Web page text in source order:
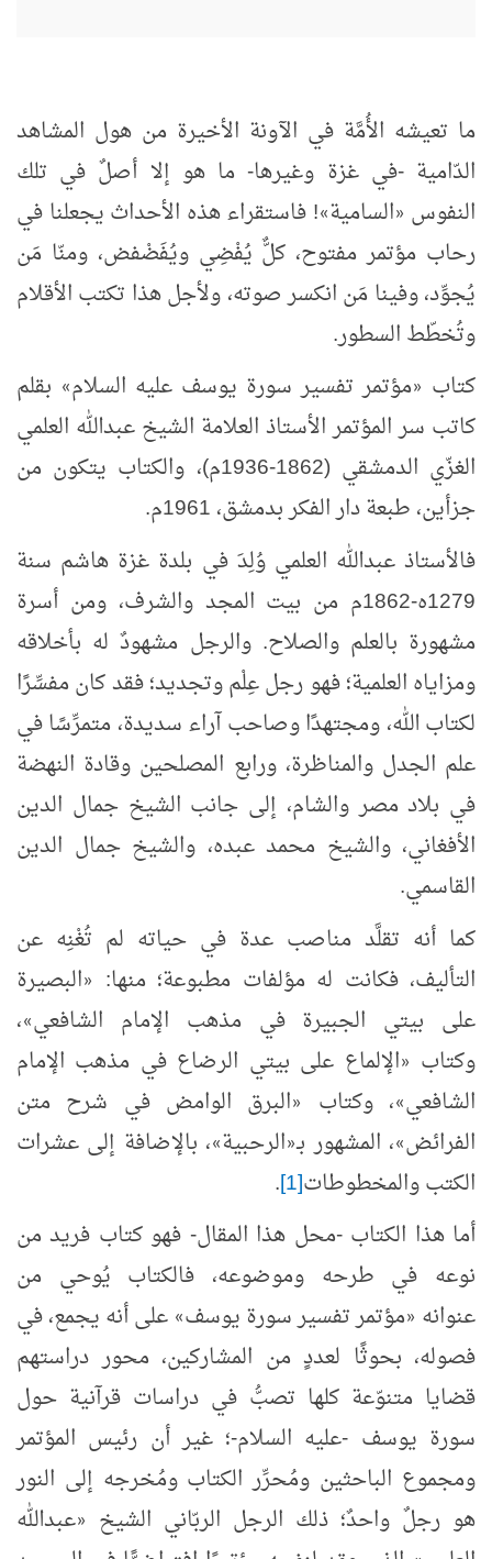
ما تعيشه الأُمَّة في الآونة الأخيرة من هول المشاهد
الدّامية -في غزة وغيرها- ما هو إلا أصلٌ في تلك
النفوس «السامية»! فاستقراء هذه الأحداث يجعلنا في
رحاب مؤتمر مفتوح، كلٌّ يُفْضِي ويُفَضْفض، ومنّا مَن
يُجوِّد، وفينا مَن انكسر صوته، ولأجل هذا تكتب الأقلام
وتُخطّط السطور.
كتاب «مؤتمر تفسير سورة يوسف عليه السلام» بقلم
كاتب سر المؤتمر الأستاذ العلامة الشيخ عبدالله العلمي
الغزّي الدمشقي (1862-1936م)، والكتاب يتكون من
جزأين، طبعة دار الفكر بدمشق، 1961م.
فالأستاذ عبدالله العلمي وُلِدَ في بلدة غزة هاشم سنة
1279ه-1862م من بيت المجد والشرف، ومن أسرة
مشهورة بالعلم والصلاح. والرجل مشهودٌ له بأخلاقه
ومزاياه العلمية؛ فهو رجل عِلْم وتجديد؛ فقد كان مفسِّرًا
لكتاب الله، ومجتهدًا وصاحب آراء سديدة، متمرِّسًا في
علم الجدل والمناظرة، ورابع المصلحين وقادة النهضة
في بلاد مصر والشام، إلى جانب الشيخ جمال الدين
الأفغاني، والشيخ محمد عبده، والشيخ جمال الدين
القاسمي.
كما أنه تقلَّد مناصب عدة في حياته لم تُغْنِه عن
التأليف، فكانت له مؤلفات مطبوعة؛ منها:
«البصيرة
على بيتي الجبيرة في مذهب الإمام الشافعي»،
وكتاب
«الإلماع على بيتي الرضاع في مذهب الإمام
الشافعي»، وكتاب «البرق الوامض في شرح متن
الفرائض»، المشهور بـ«الرحبية»، بالإضافة إلى عشرات
الكتب والمخطوطات[1]
.
أما هذا الكتاب -محل هذا المقال- فهو كتاب فريد من
نوعه في طرحه وموضوعه، فالكتاب يُوحي من
عنوانه «مؤتمر تفسير سورة يوسف» على أنه يجمع، في
فصوله، بحوثًا لعددٍ من المشاركين، محور دراستهم
قضايا متنوّعة كلها تصبُّ في دراسات قرآنية حول
سورة يوسف -عليه السلام-؛ غير أن رئيس المؤتمر
ومجموع الباحثين ومُحرِّر الكتاب ومُخرجه إلى النور
هو رجلٌ واحدٌ؛ ذلك الرجل الربّاني الشيخ
«عبدالله